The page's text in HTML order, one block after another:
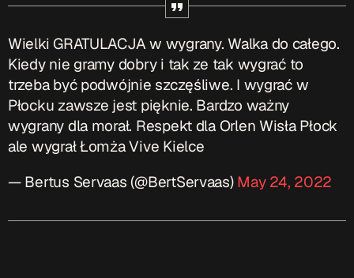
Wielki GRATULACJA w wygrany. Walka do całego.
Kiedy nie gramy dobry i tak ze tak wygrać to
trzeba być podwójnie szczęśliwe. I wygrać w
Płocku zawsze jest pięknie. Bardzo ważny
wygrany dla morał. Respekt dla Orlen Wisła Płock
ale wygrał Łomża Vive Kielce
— Bertus Servaas (@BertServaas) May 24, 2022